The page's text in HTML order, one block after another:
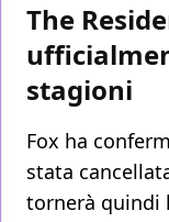
The
stagioni
Fox ha
stata
tornerà quindi